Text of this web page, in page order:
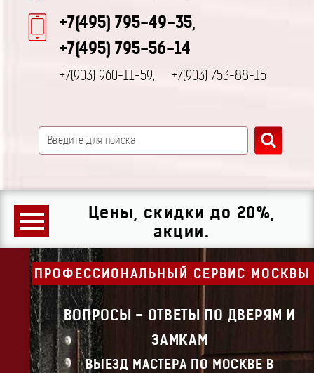
+7(495) 795-49-35,
+7(495) 795-56-14
+7(903) 960-11-59, +7(903) 753-88-15
Цены, скидки до 20%,
акции.
ПРОФЕССИОНАЛЬНЫЙ СЕРВИС МОСКВЫ
ВОПРОСЫ - ОТВЕТЫ ПО ДВЕРЯМ И
ЗАМКАМ
ВЫЕЗД МАСТЕРА ПО МОСКВЕ В